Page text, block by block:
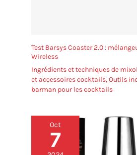
Test Barsys Coaster 2.0 :
Wireless
Ingrédients et techniques de
et accessoires cocktails,Outils
barman pour les cocktails
Oct
7